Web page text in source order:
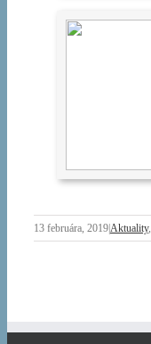
13 februára, 2019Aktuality,